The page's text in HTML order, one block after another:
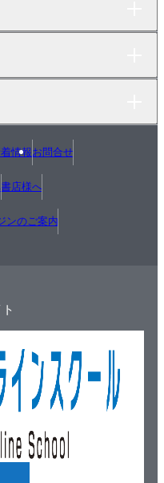
情報お問合せ
書店様へ
ンのご案内